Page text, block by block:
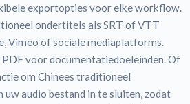
exportopties voor elke workflow.
ondertitels als SRT of VTT
Vimeo of sociale mediaplatforms.
voor documentatiedoeleinden. Of
om Chinees traditioneel
audio bestand in te sluiten, zodat